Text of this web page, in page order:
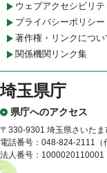
ウェブアクセシビリテ
プライバシーポリシ
著作権・リンクについ
関係機関リンク集
埼玉県庁
県庁へのアクセス
〒330-9301 埼玉県さいた
電話番号：048-824-2111（
法人番号：1000020110001